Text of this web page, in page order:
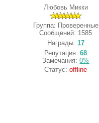
Любовь Микки
Группа: Проверенные
Сообщений: 1585
Награды: 17
Репутация:68
Замечания:0%
Статус:offline